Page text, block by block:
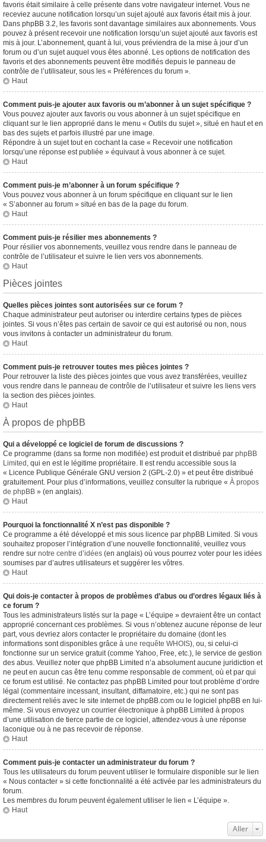
favoris était similaire à celle présente dans votre navigateur internet. Vous ne
receviez aucune notification lorsqu’un sujet ajouté aux favoris était mis à jour.
Dans phpBB 3.2, les favoris sont davantage similaires aux abonnements. Vous
pouvez à présent recevoir une notification lorsqu’un sujet ajouté aux favoris est
mis à jour. L’abonnement, quant à lui, vous préviendra de la mise à jour d’un
forum ou d’un sujet auquel vous êtes abonné. Les options de notification des
favoris et des abonnements peuvent être modifiés depuis le panneau de
contrôle de l’utilisateur, sous les « Préférences du forum ».
Haut
Comment puis-je ajouter aux favoris ou m’abonner à un sujet spécifique ?
Vous pouvez ajouter aux favoris ou vous abonner à un sujet spécifique en
cliquant sur le lien approprié dans le menu « Outils du sujet », situé en haut et en
bas des sujets et parfois illustré par une image.
Répondre à un sujet tout en cochant la case « Recevoir une notification
lorsqu’une réponse est publiée » équivaut à vous abonner à ce sujet.
Haut
Comment puis-je m’abonner à un forum spécifique ?
Vous pouvez vous abonner à un forum spécifique en cliquant sur le lien
« S’abonner au forum » situé en bas de la page du forum.
Haut
Comment puis-je résilier mes abonnements ?
Pour résilier vos abonnements, veuillez vous rendre dans le panneau de
contrôle de l’utilisateur et suivre le lien vers vos abonnements.
Haut
Pièces jointes
Quelles pièces jointes sont autorisées sur ce forum ?
Chaque administrateur peut autoriser ou interdire certains types de pièces
jointes. Si vous n’êtes pas certain de savoir ce qui est autorisé ou non, nous
vous invitons à contacter un administrateur du forum.
Haut
Comment puis-je retrouver toutes mes pièces jointes ?
Pour retrouver la liste des pièces jointes que vous avez transférées, veuillez
vous rendre dans le panneau de contrôle de l’utilisateur et suivre les liens vers
la section des pièces jointes.
Haut
À propos de phpBB
Qui a développé ce logiciel de forum de discussions ?
Ce programme (dans sa forme non modifiée) est produit et distribué par phpBB
Limited , qui en est le légitime propriétaire. Il est rendu accessible sous la
« Licence Publique Générale GNU version 2 (GPL-2.0) » et peut être distribué
gratuitement. Pour plus d’informations, veuillez consulter la rubrique « À propos
de phpBB » (en anglais).
Haut
Pourquoi la fonctionnalité X n’est pas disponible ?
Ce programme a été développé et mis sous licence par phpBB Limited. Si vous
souhaitez proposer l’intégration d’une nouvelle fonctionnalité, veuillez vous
rendre sur notre centre d’idées (en anglais) où vous pourrez voter pour les idées
soumises par d’autres utilisateurs et suggérer les vôtres.
Haut
Qui dois-je contacter à propos de problèmes d’abus ou d’ordres légaux liés à
ce forum ?
Tous les administrateurs listés sur la page « L’équipe » devraient être un contact
approprié concernant ces problèmes. Si vous n’obtenez aucune réponse de leur
part, vous devriez alors contacter le propriétaire du domaine (dont les
informations sont disponibles grâce à une requête WHOIS), ou, si celui-ci
fonctionne sur un service gratuit (comme Yahoo, Free, etc.), le service de gestion
des abus. Veuillez noter que phpBB Limited n’a absolument aucune juridiction et
ne peut en aucun cas être tenu comme responsable de comment, où et par qui
ce forum est utilisé. Ne contactez pas phpBB Limited pour tout problème d’ordre
légal (commentaire incessant, insultant, diffamatoire, etc.) qui ne sont pas
directement reliés avec le site internet de phpBB.com ou le logiciel phpBB en lui-
même. Si vous envoyez un courrier électronique à phpBB Limited à propos
d’une utilisation de tierce partie de ce logiciel, attendez-vous à une réponse
laconique ou à ne pas recevoir de réponse.
Haut
Comment puis-je contacter un administrateur du forum ?
Tous les utilisateurs du forum peuvent utiliser le formulaire disponible sur le lien
« Nous contacter » si cette fonctionnalité a été activée par les administrateurs du
forum.
Les membres du forum peuvent également utiliser le lien « L’équipe ».
Haut
Aller